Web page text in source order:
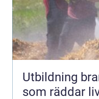
Utbildning
som räddar